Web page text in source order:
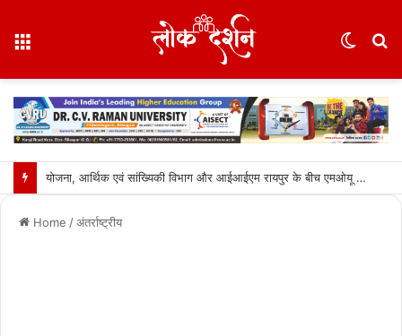
योजना, आर्थिक एवं सांख्यिकी विभाग और आईआईएम रायपुर के बीच एमओयू सुशासन, नीति निर्माण और साक्ष्य-आधारित निर्णय प्रणाली को मिलेगा बढ़ावा….
Home /अंतर्राष्ट्रीय